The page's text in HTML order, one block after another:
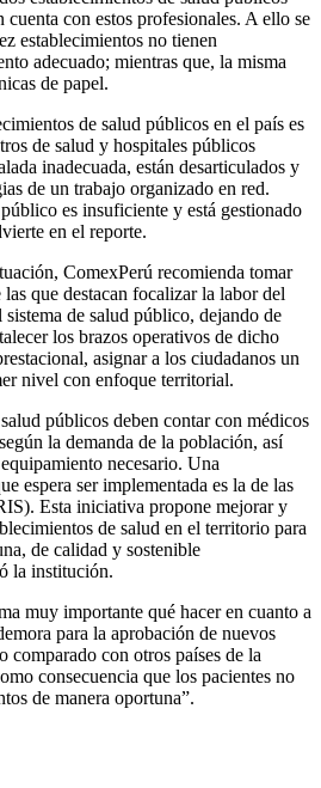
con estos profesionales. A ello se
establecimientos no tienen
adecuado; mientras que, la misma
de papel.
de salud públicos en el país es
de salud y hospitales públicos
inadecuada, están desarticulados y
de un trabajo organizado en red.
es insuficiente y está gestionado
en el reporte.
ComexPerú recomienda tomar
que destacan focalizar la labor del
de salud público, dejando de
los brazos operativos de dicho
asignar a los ciudadanos un
nivel con enfoque territorial.
públicos deben contar con médicos
la demanda de la población, así
necesario. Una
espera ser implementada es la de las
Esta iniciativa propone mejorar y
de salud en el territorio para
de calidad y sostenible
la institución.
muy importante qué hacer en cuanto a
para la aprobación de nuevos
comparado con otros países de la
consecuencia que los pacientes no
de manera oportuna”.